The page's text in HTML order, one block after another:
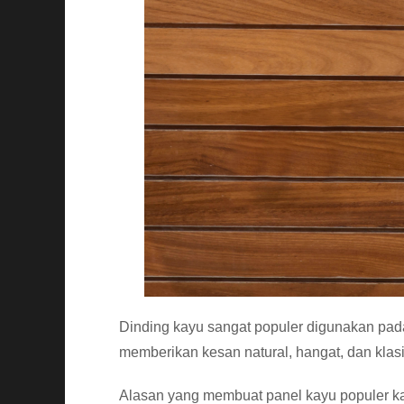
Dinding kayu sangat populer digunakan
memberikan kesan natural, hangat, dan
Alasan yang membuat panel kayu populer